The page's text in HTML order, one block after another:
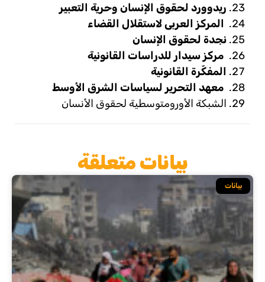
ريدوورد لحقوق الإنسان وحرية التعبير
المركز العربى لاستقلال القضاء
نجدة لحقوق الإنسان
مركز سيدار للدراسات القانونية
المفكّرة القانونية
معهد التحرير لسياسات الشرق الأوسط
الشبكة الأورومتوسطية لحقوق الأنسان
بيانات متعلقة
بيانات